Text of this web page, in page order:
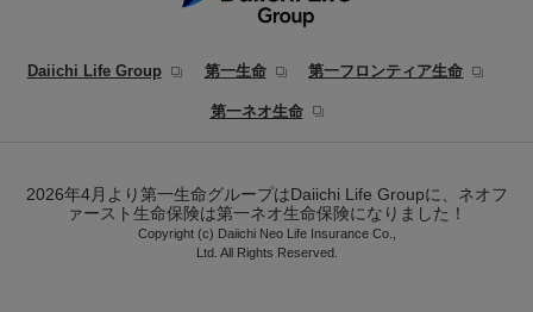
Daiichi Life Group 第一生命 第一フロンティア生命
第一ネオ生命
2026年4月より第一生命グループはDaiichi Life Groupに、ネオフ
ァースト生命保険は第一ネオ生命保険になりました！
Copyright (c) Daiichi Neo Life Insurance Co.,
Ltd. All Rights Reserved.